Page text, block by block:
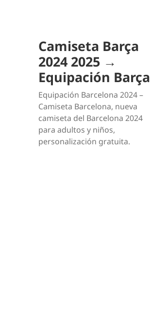
Camiseta Barça
2024 2025 →
Equipación Barça
Equipación Barcelona 2024 –
Camiseta Barcelona, nueva
camiseta del Barcelona 2024
para adultos y niños,
personalización gratuita.